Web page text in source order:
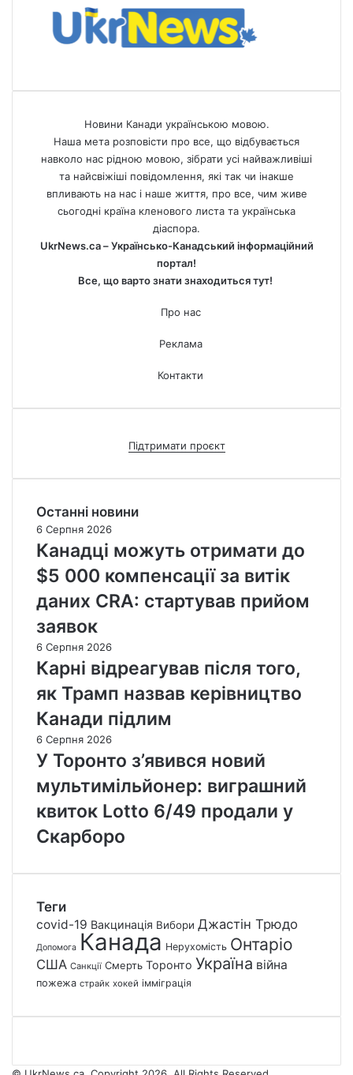
Новини Канади українською мовою.
Наша мета розповісти про все, що відбувається
навколо нас рідною мовою, зібрати усі найважливіші
та найсвіжіші повідомлення, які так чи інакше
впливають на нас і наше життя, про все, чим живе
сьогодні країна кленового листа та українська
діаспора.
UkrNews.ca – Українсько-Канадський інформаційний
портал!
Все, що варто знати знаходиться тут!
Про нас
Реклама
Контакти
Підтримати проєкт
Останні новини
6 Серпня 2026
Канадці можуть отримати до
$5 000 компенсації за витік
даних CRA: стартував прийом
заявок
6 Серпня 2026
Карні відреагував після того,
як Трамп назвав керівництво
Канади підлим
6 Серпня 2026
У Торонто з’явився новий
мультимільйонер: виграшний
квиток Lotto 6/49 продали у
Скарборо
Теги
covid-19 Вакцинація Вибори Джастін Трюдо
Допомога Канада Нерухомість Онтаріо
США Санкції Смерть Торонто Україна війна
пожежа страйк хокей імміграція